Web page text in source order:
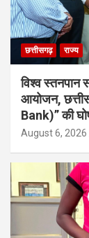
छत्तीसगढ़ राज्य
विश्व स्तनपान
आयोजन,
Bank)” की
August 6, 2026